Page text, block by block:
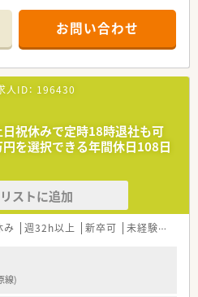
ん。
お問い合わせ
ID： 196430
日祝休みで定時18時退社も可
を選択できる年間休日108日
ストに追加
み 週32h以上 新卒可 未経験可
線)